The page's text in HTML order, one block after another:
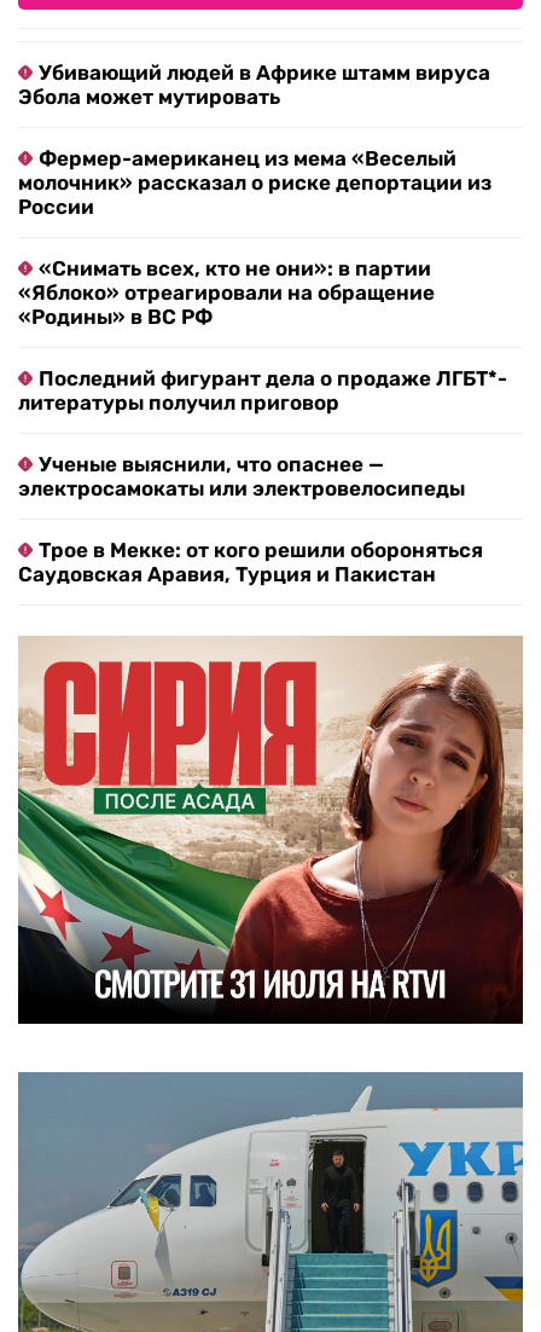
Убивающий людей в Африке штамм вируса
Эбола может мутировать
Фермер-американец из мема «Веселый
молочник» рассказал о риске депортации из
России
«Снимать всех, кто не они»: в партии
«Яблоко» отреагировали на обращение
«Родины» в ВС РФ
Последний фигурант дела о продаже ЛГБТ*-
литературы получил приговор
Ученые выяснили, что опаснее —
электросамокаты или электровелосипеды
Трое в Мекке: от кого решили обороняться
Саудовская Аравия, Турция и Пакистан